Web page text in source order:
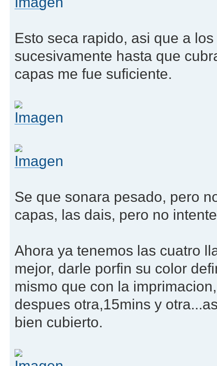
Esto seca rapido, asi que a
sucesivamente hasta que
capas me fue suficiente.
Se que sonara pesado, pero
capas, las dais, pero no
Ahora ya tenemos las cuatro
mejor, darle porfin su color
mismo que con la
despues otra,15mins y
bien cubierto.